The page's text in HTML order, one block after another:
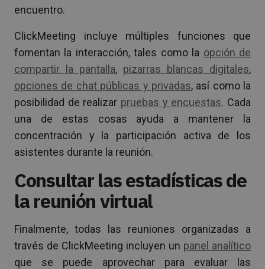
encuentro.
ClickMeeting incluye múltiples funciones que
fomentan la interacción, tales como la opción de
compartir la pantalla, pizarras blancas digitales,
opciones de chat públicas y privadas, así como la
posibilidad de realizar pruebas y encuestas. Cada
una de estas cosas ayuda a mantener la
concentración y la participación activa de los
asistentes durante la reunión.
Consultar las estadísticas de
la reunión virtual
Finalmente, todas las reuniones organizadas a
través de ClickMeeting incluyen un panel analítico
que se puede aprovechar para evaluar las